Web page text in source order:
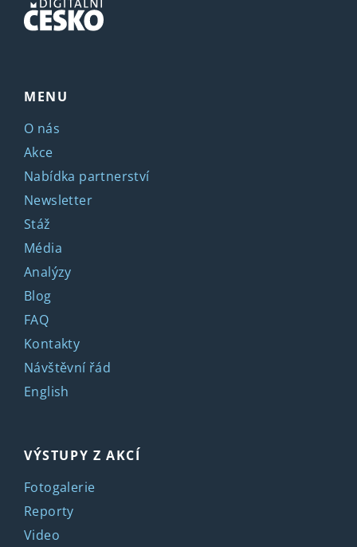
MENU
O nás
Akce
Nabídka partnerství
Newsletter
Stáž
Média
Analýzy
Blog
FAQ
Kontakty
Návštěvní řád
English
VÝSTUPY Z AKCÍ
Fotogalerie
Reporty
Video